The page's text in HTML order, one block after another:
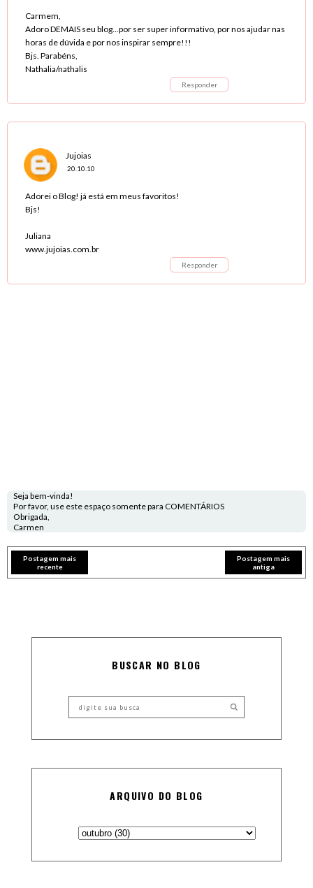
Carmem,
Adoro DEMAIS seu blog...por ser super informativo, por nos ajudar nas
horas de dúvida e por nos inspirar sempre!!!
Bjs. Parabéns,
Nathalia/nathalis
Responder
Jujoias
20.10.10
Adorei o Blog! já está em meus favoritos!
Bjs!
Juliana
www.jujoias.com.br
Responder
Seja bem-vinda!
Por favor, use este espaço somente para COMENTÁRIOS
Obrigada,
Carmen
Postagem mais
recente
Postagem mais
antiga
BUSCAR NO BLOG
ARQUIVO DO BLOG